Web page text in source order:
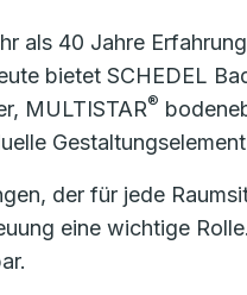
als 40 Jahre
bietet SCHEDEL
MULTISTAR®
der für jede
eine wichtige